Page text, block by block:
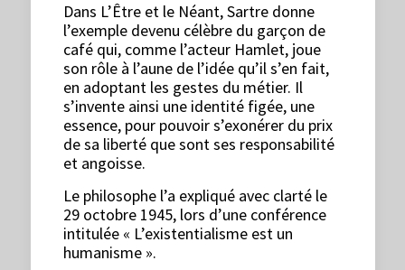
Dans L’Être et le Néant, Sartre donne
l’exemple devenu célèbre du garçon de
café qui, comme l’acteur Hamlet, joue
son rôle à l’aune de l’idée qu’il s’en fait,
en adoptant les gestes du métier. Il
s’invente ainsi une identité figée, une
essence, pour pouvoir s’exonérer du prix
de sa liberté que sont ses responsabilité
et angoisse.
Le philosophe l’a expliqué avec clarté le
29 octobre 1945, lors d’une conférence
intitulée « L’existentialisme est un
humanisme ».